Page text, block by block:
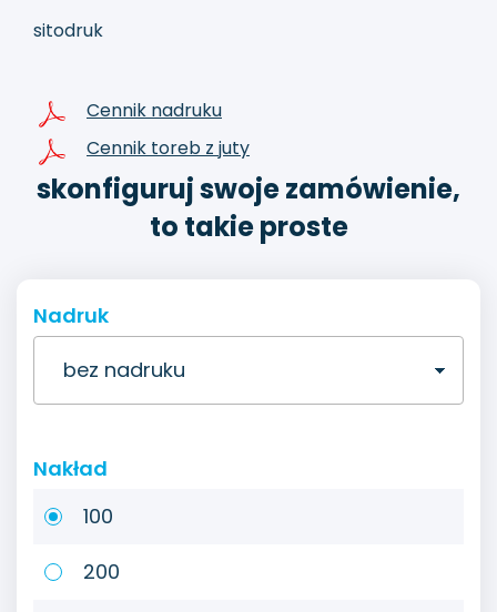
sitodruk
Cennik nadruku
Cennik toreb z juty
skonfiguruj swoje zamówienie,
to takie proste
Nadruk
Nakład
100
200